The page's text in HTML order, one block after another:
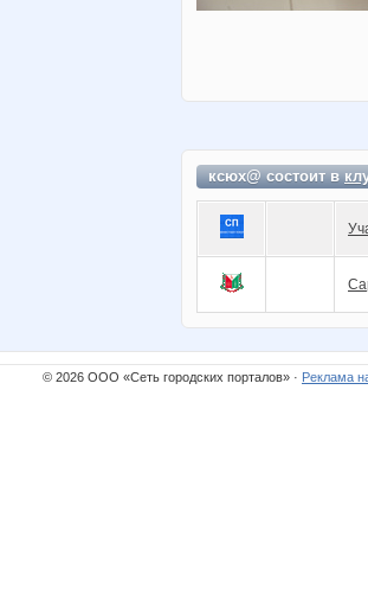
ксюх@ состоит в
© 2026 ООО «Сеть городских порталов» · Реклама